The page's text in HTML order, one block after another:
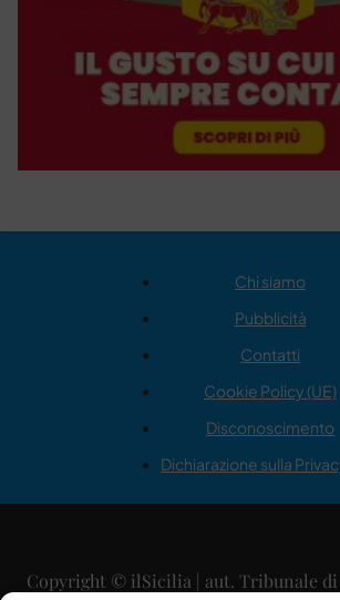
Chi siamo
Pubblicità
Contatti
Cookie Policy (UE)
Disconoscimento
Dichiarazione sulla
Copyright © ilSicilia | aut. Tribunale di